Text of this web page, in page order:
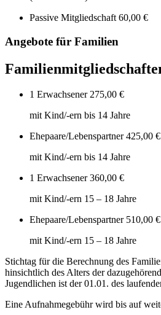
Passive Mitgliedschaft 60,00 €
Angebote für Familien
1 Erwachsener275,00 €
mit Kind/-ern bis 14 Jahre
Ehepaare/Lebenspartner425,00 €
mit Kind/-ern bis 14 Jahre
1 Erwachsener360,00 €
mit Kind/-ern 15 – 18 Jahre
Ehepaare/Lebenspartner 510,00 €
mit Kind/-ern 15 – 18 Jahre
Stichtag für die Berechnung des
hinsichtlich des Alters der
Jugendlichen ist der 01.01. des
Eine Aufnahmegebühr wird bis auf